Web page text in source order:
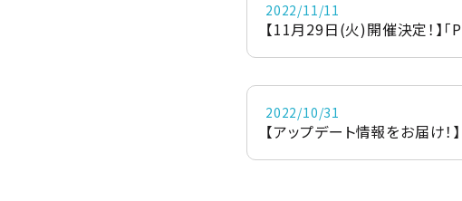
2022/11/11
【11月29日(火)開催決定！】
2022/10/31
【アップデート情報をお届け